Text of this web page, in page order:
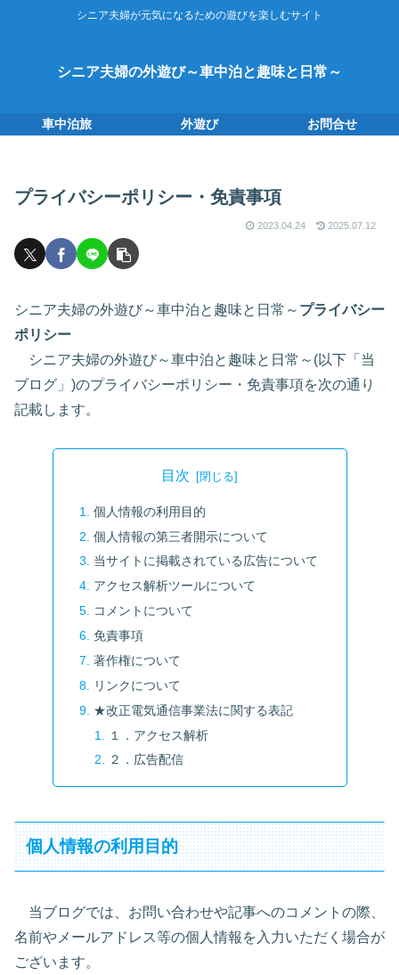
シニア夫婦が元気になるための遊びを楽しむサイト
シニア夫婦の外遊び～車中泊と趣味と日常～
車中泊旅 外遊び お問合せ
プライバシーポリシー・免責事項
2023.04.24 2025.07.12
シニア夫婦の外遊び～車中泊と趣味と日常～ プライバシー
ポリシー
シニア夫婦の外遊び～車中泊と趣味と日常～(以下「当
ブログ」)のプライバシーポリシー・免責事項を次の通り
記載します。
目次
個人情報の利用目的
個人情報の第三者開示について
当サイトに掲載されている広告について
アクセス解析ツールについて
コメントについて
免責事項
著作権について
リンクについて
★改正電気通信事業法に関する表記
１．アクセス解析
２．広告配信
個人情報の利用目的
当ブログでは、お問い合わせや記事へのコメントの際、
名前やメールアドレス等の個人情報を入力いただく場合が
ございます。